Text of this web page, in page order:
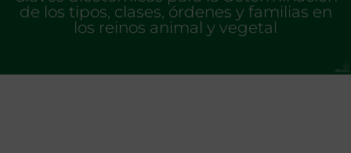
de los tipos, clases, órdenes y familias en
los reinos animal y vegetal